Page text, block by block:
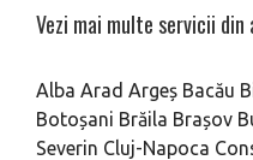
Vezi mai multe servicii
Alba Arad Argeș Bacău
Botoșani Brăila Brașov
Severin Cluj-Napoca